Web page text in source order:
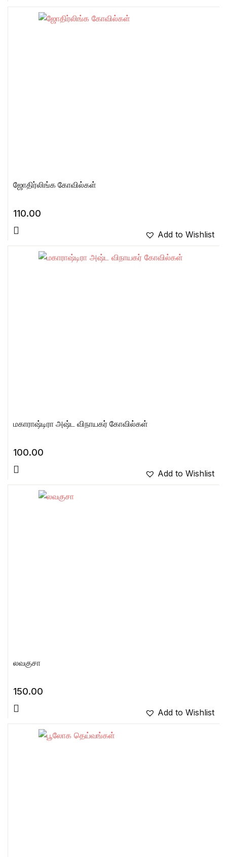
ஜோதிர்லிங்க கோவில்கள்
110.00
Add to Wishlist
மகாராஷ்டிரா அஷ்ட விநாயகர் கோவில்கள்
100.00
Add to Wishlist
லவகுசா
150.00
Add to Wishlist